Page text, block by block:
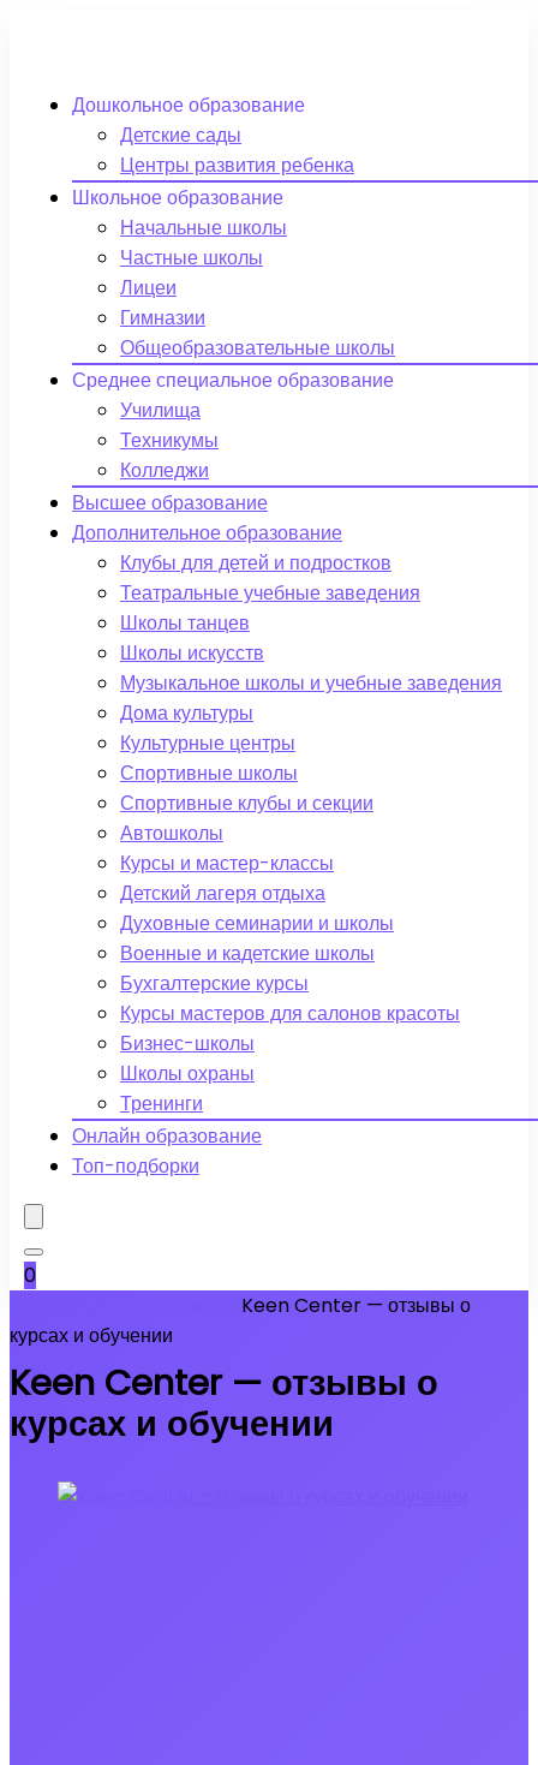
Дошкольное образование
Детские сады
Центры развития ребенка
Школьное образование
Начальные школы
Частные школы
Лицеи
Гимназии
Общеобразовательные школы
Среднее специальное образование
Училища
Техникумы
Колледжи
Высшее образование
Дополнительное образование
Клубы для детей и подростков
Театральные учебные заведения
Школы танцев
Школы искусств
Музыкальное школы и учебные заведения
Дома культуры
Культурные центры
Спортивные школы
Спортивные клубы и секции
Автошколы
Курсы и мастер-классы
Детский лагеря отдыха
Духовные семинарии и школы
Военные и кадетские школы
Бухгалтерские курсы
Курсы мастеров для салонов красоты
Бизнес-школы
Школы охраны
Тренинги
Онлайн образование
Топ-подборки
0
Keen Center — отзывы о
курсах и обучении
Keen Center — отзывы о
курсах и обучении